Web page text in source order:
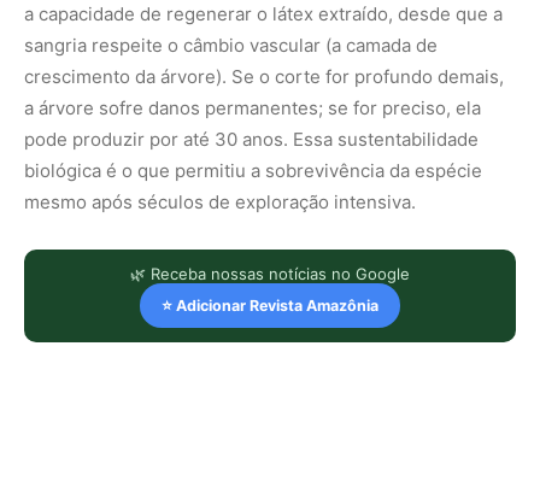
a capacidade de regenerar o látex extraído, desde que a
sangria respeite o câmbio vascular (a camada de
crescimento da árvore). Se o corte for profundo demais,
a árvore sofre danos permanentes; se for preciso, ela
pode produzir por até 30 anos. Essa sustentabilidade
biológica é o que permitiu a sobrevivência da espécie
mesmo após séculos de exploração intensiva.
🌿 Receba nossas notícias no Google
⭐ Adicionar Revista Amazônia